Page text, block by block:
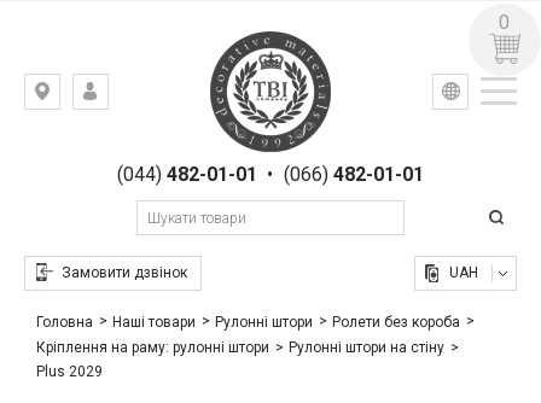
Київ,
Гоголівська,(044)482-01-01 • (066) 482-01-01
Замовити дзвінок
УКР РУС
UAH
0
Головна Наші товари Рулонні штори
Ролети без короба
Кріплення на раму: рулонні штори
Рулонні штори на стіну
Plus 2029